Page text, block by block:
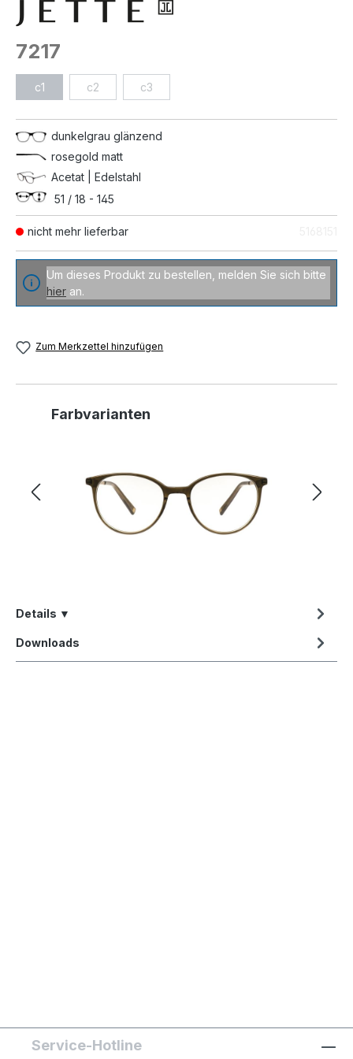
nicht mehr lieferbar
7217
c1 c2 c3
dunkelgrau glänzend
rosegold matt
Acetat | Edelstahl
51 / 18 - 145
Um dieses Produkt zu bestellen, melden Sie sich bitte
hier an.
Zum Merkzettel hinzufügen
Produktgalerie überspringen
Farbvarianten
Details ▼
Downloads
Service-Hotline